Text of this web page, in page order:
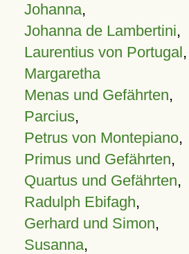
Johanna,
Johanna de Lambertini,
Laurentius von Portugal,
Margaretha
Menas und Gefährten,
Parcius,
Petrus von Montepiano,
Primus und Gefährten,
Quartus und Gefährten,
Radulph Ebifagh,
Gerhard und Simon,
Susanna,